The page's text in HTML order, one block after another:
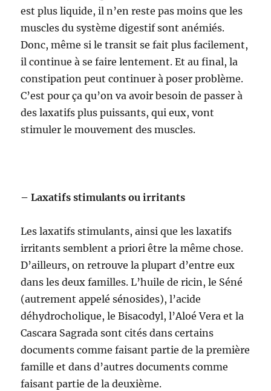
est plus liquide, il n’en reste pas moins que les
muscles du système digestif sont anémiés.
Donc, même si le transit se fait plus facilement,
il continue à se faire lentement. Et au final, la
constipation peut continuer à poser problème.
C’est pour ça qu’on va avoir besoin de passer à
des laxatifs plus puissants, qui eux, vont
stimuler le mouvement des muscles.
– Laxatifs stimulants ou irritants
Les laxatifs stimulants, ainsi que les laxatifs
irritants semblent a priori être la même chose.
D’ailleurs, on retrouve la plupart d’entre eux
dans les deux familles. L’huile de ricin, le Séné
(autrement appelé sénosides), l’acide
déhydrocholique, le Bisacodyl, l’Aloé Vera et la
Cascara Sagrada sont cités dans certains
documents comme faisant partie de la première
famille et dans d’autres documents comme
faisant partie de la deuxième.